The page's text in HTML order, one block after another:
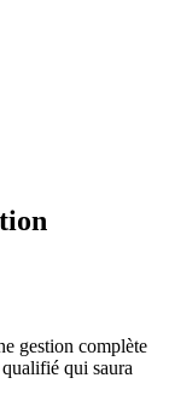
gestion complète
qui saura